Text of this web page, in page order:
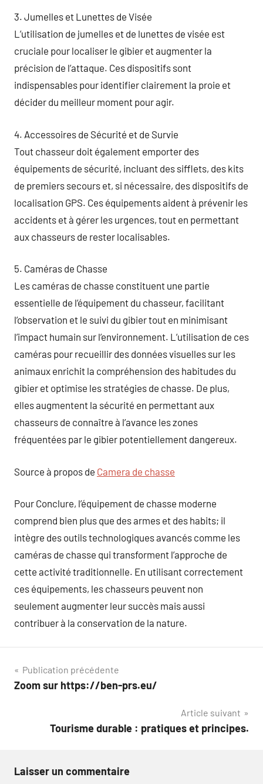
3. Jumelles et Lunettes de Visée
L’utilisation de jumelles et de lunettes de visée est
cruciale pour localiser le gibier et augmenter la
précision de l’attaque. Ces dispositifs sont
indispensables pour identifier clairement la proie et
décider du meilleur moment pour agir.
4. Accessoires de Sécurité et de Survie
Tout chasseur doit également emporter des
équipements de sécurité, incluant des sifflets, des kits
de premiers secours et, si nécessaire, des dispositifs de
localisation GPS. Ces équipements aident à prévenir les
accidents et à gérer les urgences, tout en permettant
aux chasseurs de rester localisables.
5. Caméras de Chasse
Les caméras de chasse constituent une partie
essentielle de l’équipement du chasseur, facilitant
l’observation et le suivi du gibier tout en minimisant
l’impact humain sur l’environnement. L’utilisation de ces
caméras pour recueillir des données visuelles sur les
animaux enrichit la compréhension des habitudes du
gibier et optimise les stratégies de chasse. De plus,
elles augmentent la sécurité en permettant aux
chasseurs de connaître à l’avance les zones
fréquentées par le gibier potentiellement dangereux.
Source à propos de Camera de chasse
Pour Conclure, l’équipement de chasse moderne
comprend bien plus que des armes et des habits; il
intègre des outils technologiques avancés comme les
caméras de chasse qui transforment l’approche de
cette activité traditionnelle. En utilisant correctement
ces équipements, les chasseurs peuvent non
seulement augmenter leur succès mais aussi
contribuer à la conservation de la nature.
Navigation
de
Publication précédente
Zoom sur https://ben-prs.eu/
Article suivant
Tourisme durable : pratiques et principes.
Laisser un commentaire